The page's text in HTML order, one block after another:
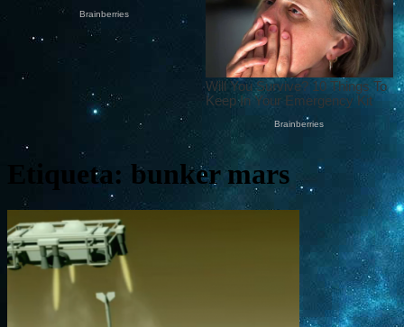
Etiqueta: bunker mars